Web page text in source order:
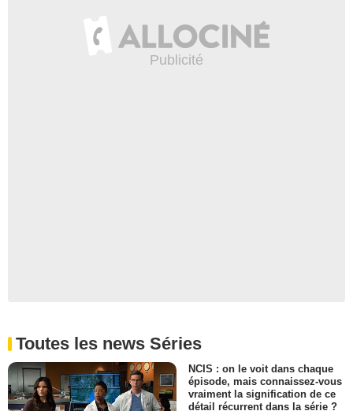
Toutes les news Séries
NCIS : on le voit dans chaque
épisode, mais connaissez-vous
vraiment la signification de ce
détail récurrent dans la série ?